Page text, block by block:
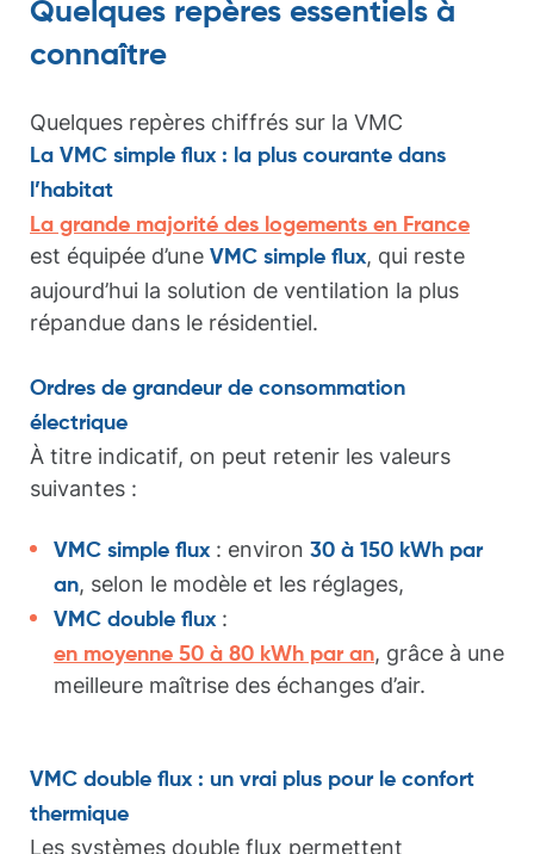
Quelques repères essentiels à
connaître
Quelques repères chiffrés sur la VMC
La VMC simple flux : la plus courante dans
l’habitat
La grande majorité des logements en France
est équipée d’une VMC simple flux, qui reste
aujourd’hui la solution de ventilation la plus
répandue dans le résidentiel.
Ordres de grandeur de consommation
électrique
À titre indicatif, on peut retenir les valeurs
suivantes :
VMC simple flux : environ 30 à 150 kWh par
an, selon le modèle et les réglages,
VMC double flux :
en moyenne 50 à 80 kWh par an, grâce à une
meilleure maîtrise des échanges d’air.
VMC double flux : un vrai plus pour le confort
thermique
Les systèmes double flux permettent